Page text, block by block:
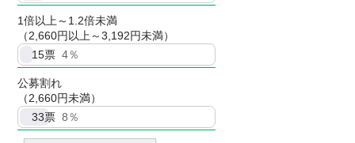
1倍以上～1.2倍未満
（2,660円以上～3,192円未満）
15票 4％
公募割れ
（2,660円未満）
33票 8％